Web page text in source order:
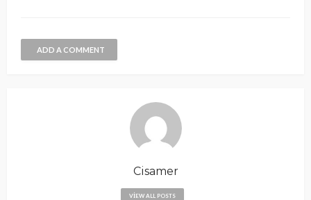
ADD A COMMENT
Cisamer
VIEW ALL POSTS